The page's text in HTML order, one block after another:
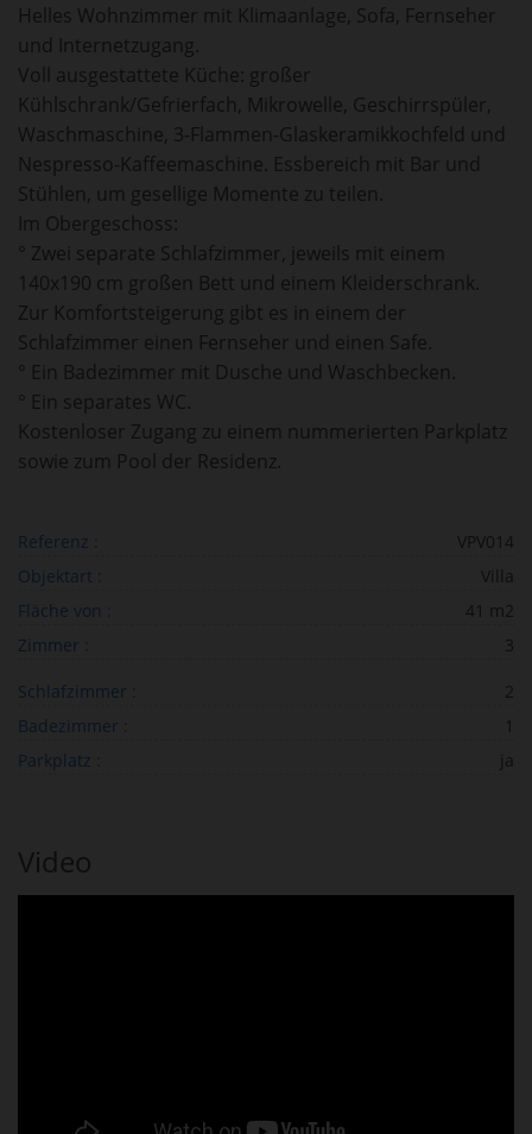
Helles Wohnzimmer mit Klimaanlage, Sofa, Fernseher
und Internetzugang.
Voll ausgestattete Küche: großer
Kühlschrank/Gefrierfach, Mikrowelle, Geschirrspüler,
Waschmaschine, 3-Flammen-Glaskeramikkochfeld und
Nespresso-Kaffeemaschine. Essbereich mit Bar und
Stühlen, um gesellige Momente zu teilen.
Im Obergeschoss:
° Zwei separate Schlafzimmer, jeweils mit einem
140x190 cm großen Bett und einem Kleiderschrank.
Zur Komfortsteigerung gibt es in einem der
Schlafzimmer einen Fernseher und einen Safe.
° Ein Badezimmer mit Dusche und Waschbecken.
° Ein separates WC.
Kostenloser Zugang zu einem nummerierten Parkplatz
sowie zum Pool der Residenz.
Referenz :
VPV014
Objektart :
Villa
Fläche von :
41 m2
Zimmer :
3
Schlafzimmer :
2
Badezimmer :
Parkplatz :
ja
Video